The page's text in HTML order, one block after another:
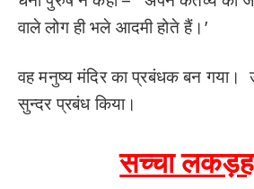
वाले लोग ही भले आदमी होते हैं।’
वह मनुष्य मंदिर का प्रबंधक बन गया।
सुन्दर प्रबंध किया।
सच्चा